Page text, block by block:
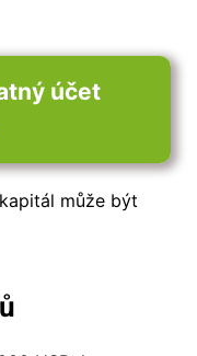
účet
může být